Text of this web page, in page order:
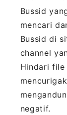
Bussid
mencari
Bussid di
channel
Hindari file
negatif.